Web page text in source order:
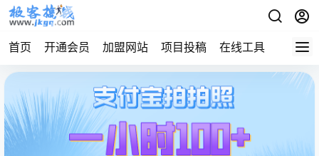
首页 开通会员 加盟网站 项目投稿 在线工具 地址发